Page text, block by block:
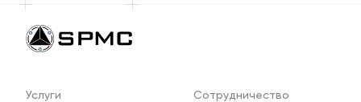
Услуги Сотрудничество